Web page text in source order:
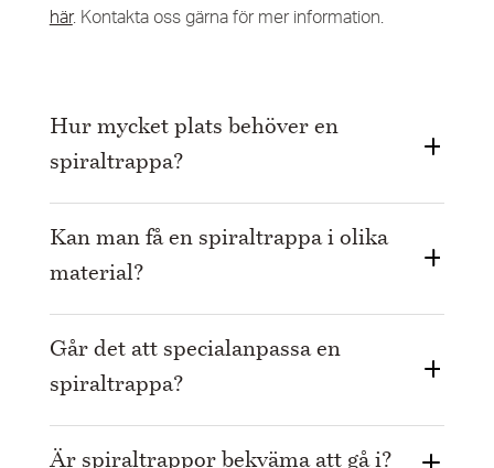
här. Kontakta oss gärna för mer information.
Hur mycket plats behöver en
spiraltrappa?
spiraltrappor som är ner mot diametern 1200 mm, men
för att trappan ska vara bekväm att gå i rekommenderar vi
Kan man få en spiraltrappa i olika
material?
kombination av dessa. Vanligt är stålstomme med trästeg
för att kombinera stabilitet och värme, men även
Går det att specialanpassa en
spiraltrappa?
Självklart. Höjd, diameter, material, stegform, färg, räcke
Är spiraltrappor bekväma att gå i?